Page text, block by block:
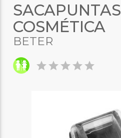
SACAPUNTAS
COSMÉTICA
BETER
starstarstarstarstar